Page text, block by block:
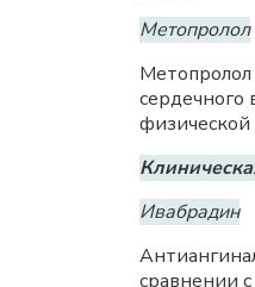
Метопролол
сердечного
физической
Ивабрадин
сравнении